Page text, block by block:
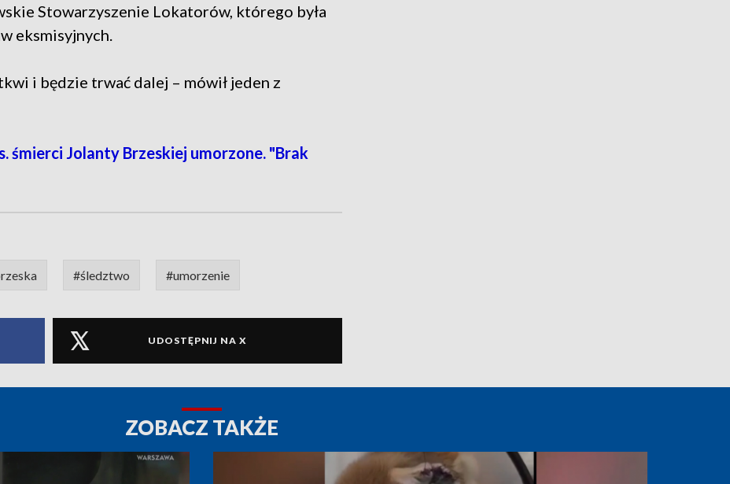
Stowarzyszenie Lokatorów, którego była
eksmisyjnych.
i będzie trwać dalej – mówił jeden z
śmierci Jolanty Brzeskiej umorzone. "Brak
#śledztwo #umorzenie
UDOSTĘPNIJ NA X
ZOBACZ TAKŻE